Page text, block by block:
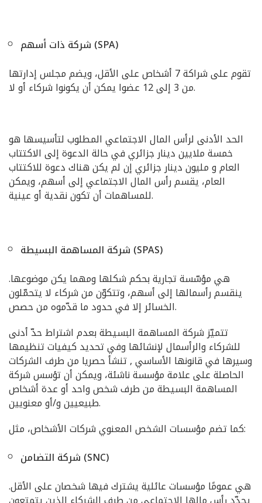
شركة ذات أسهم (SPA)
تقوم على شراكة 7 أشخاص على الأقل، ويضم مجلس إدارتها
من 3 إلى 12 عضوا يمكن أن يكونوا شركاء أو لا.
الحد الأدنى لرأس المال الاجتماعي المطلوب لتأسيسها هو
خمسة ملايين دينار جزائري في حالة الدعوة إلى الاكتتاب
العام و مليون دينار جزائري إن لم يكن هناك دعوة للاكتتاب
العام، يقسم رأس المال الاجتماعي إلى أسهم، ويمكن
للمساهمات أن تكون نقدية أو عينية.
شركة المساهمة البسيطة (SPAS)
هي مؤسّسة تجارية بحكم شكلها ومهما يكن موضوعها.
ينقسم رأسمالها إلى أسهم، وتتكوّن من شركاء لا يتحمّلون
الخسائر إلا في حدود ما قدّموه من حصص.
تتميّز شركة المساهمة البسيطة بعدم اشتراط حدّ أدنى
للشركاء والرأسمال لإنشائها وفي تحديد كيفيات تنظيمها
وسيرها في قانونها الأساسي , تنشأ حصريا من طرف الشركات
الحاصلة على علامة مؤسسة ناشئة، ويمكن أن تؤسس شركة
المساهمة البسيطة من طرف شخص واحد أو عدة أشخاص
طبيعيين و/أو معنويين.
كما تضم مؤسسات الشخص المعنوي شركات الأشخاص، مثل:
شركة التضامن (SNC)
هي عمومًا مؤسسات عائلية يشترك فيها شخصان على الأقل.